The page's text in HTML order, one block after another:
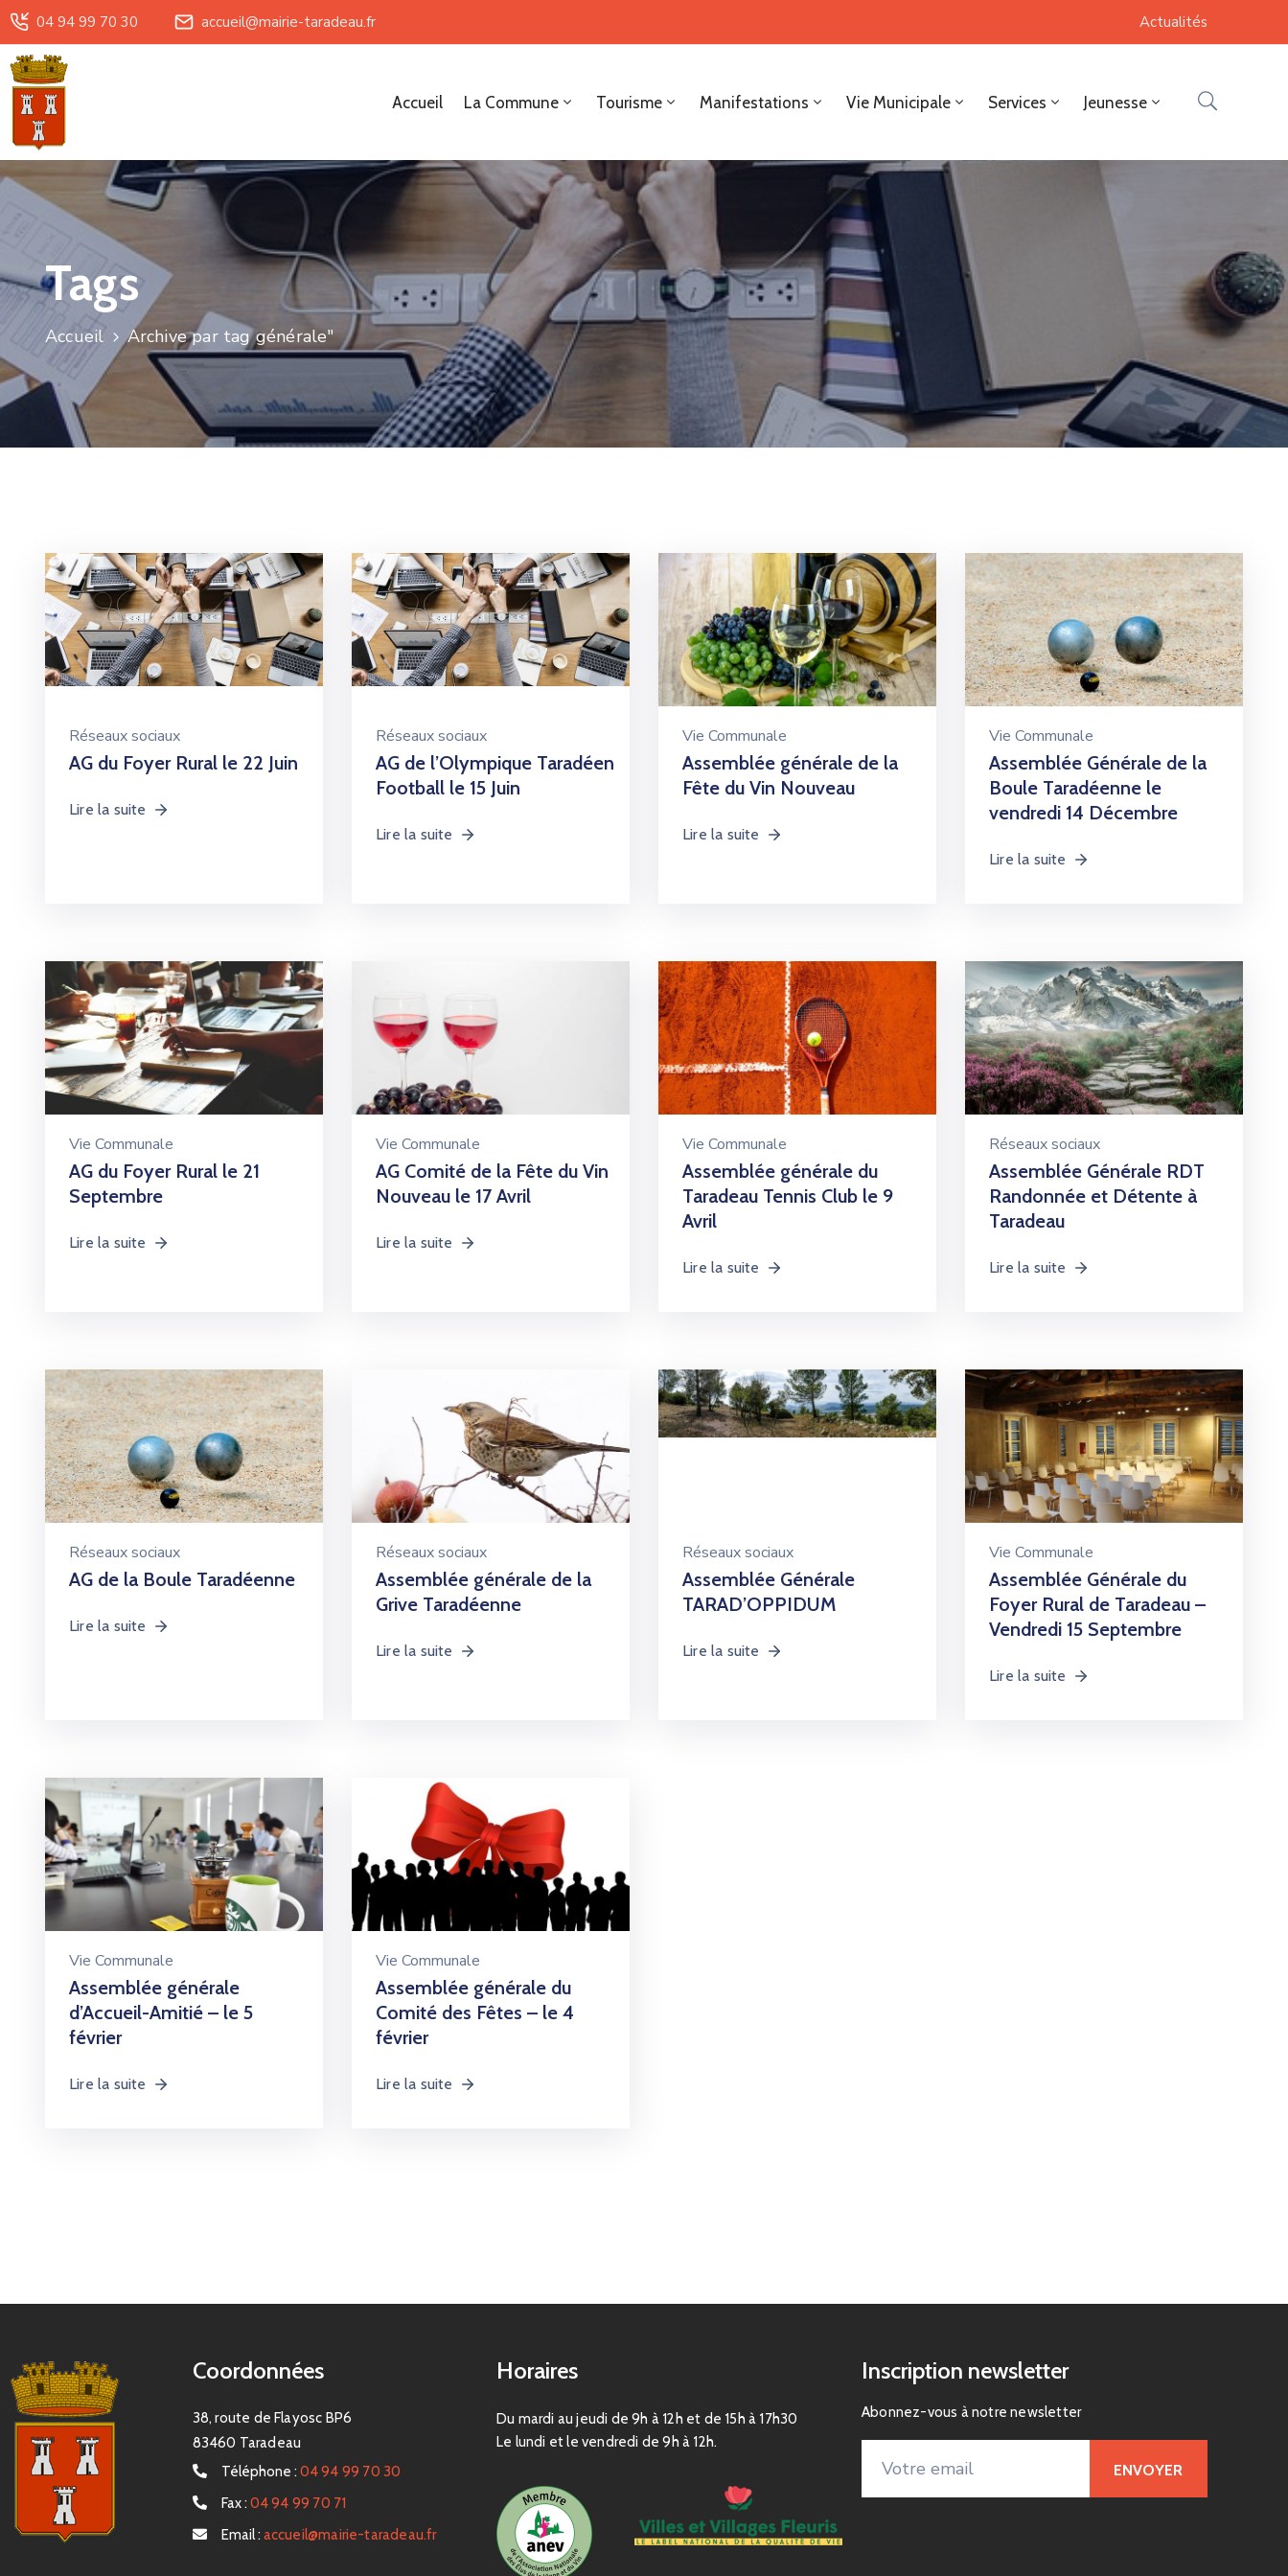
04 94 99 70 30 accueil@mairie-taradeau.fr Actualités
Accueil La Commune Tourisme Manifestations Vie Municipale Services Jeunesse
Tags
Accueil Archive par tag générale"
Réseaux sociaux
AG du Foyer Rural le 22 Juin
Lire la suite
Réseaux sociaux
AG de l’Olympique Taradéen
Football le 15 Juin
Lire la suite
Vie Communale
Assemblée générale de la
Fête du Vin Nouveau
Lire la suite
Vie Communale
Assemblée Générale de la
Boule Taradéenne le
vendredi 14 Décembre
Lire la suite
Vie Communale
AG du Foyer Rural le 21
Septembre
Lire la suite
Vie Communale
AG Comité de la Fête du Vin
Nouveau le 17 Avril
Lire la suite
Vie Communale
Assemblée générale du
Taradeau Tennis Club le 9
Avril
Lire la suite
Réseaux sociaux
Assemblée Générale RDT
Randonnée et Détente à
Taradeau
Lire la suite
Réseaux sociaux
AG de la Boule Taradéenne
Lire la suite
Réseaux sociaux
Assemblée générale de la
Grive Taradéenne
Lire la suite
Réseaux sociaux
Assemblée Générale
TARAD’OPPIDUM
Lire la suite
Vie Communale
Assemblée Générale du
Foyer Rural de Taradeau –
Vendredi 15 Septembre
Lire la suite
Vie Communale
Assemblée générale
d’Accueil-Amitié – le 5
février
Lire la suite
Vie Communale
Assemblée générale du
Comité des Fêtes – le 4
février
Lire la suite
Coordonnées
38, route de Flayosc BP6
83460 Taradeau
Téléphone : 04 94 99 70 30
Fax : 04 94 99 70 71
Email : accueil@mairie-taradeau.fr
Horaires
Du mardi au jeudi de 9h à 12h et de 15h à 17h30
Le lundi et le vendredi de 9h à 12h.
Inscription newsletter
Abonnez-vous à notre newsletter